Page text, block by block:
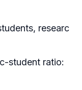
researc
student ratio: